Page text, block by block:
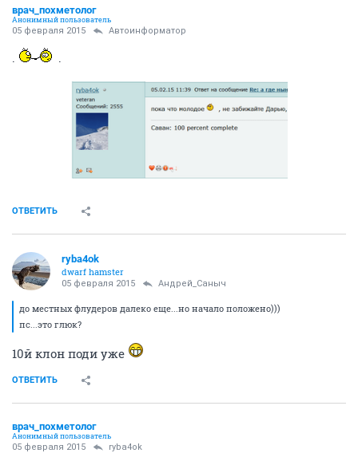
врач_похметолог
Анонимный пользователь
05 февраля 2015 Автоинформатор
. .
ОТВЕТИТЬ
ryba4ok
dwarf hamster
05 февраля 2015 Андрей_Саныч
до местных флудеров далеко еще...но начало положено)))
пс...это глюк?
10й клон поди уже
ОТВЕТИТЬ
врач_похметолог
Анонимный пользователь
05 февраля 2015 ryba4ok